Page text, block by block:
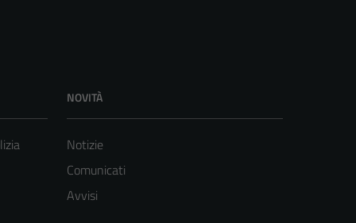
NOVITÀ
Notizie
Comunicati
Avvisi